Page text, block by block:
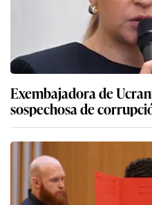
Exembajadora de
sospechosa de